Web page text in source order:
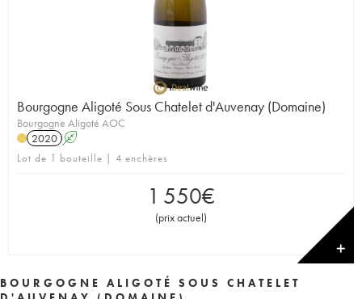
Bourgogne Aligoté Sous Chatelet d'Auvenay (Domaine)
Bourgogne Aligoté AOC
2020 A
Lot de 1 bouteille | 4 enchères
1 550€
(prix actuel)
✕
BOURGOGNE ALIGOTÉ SOUS CHATELET